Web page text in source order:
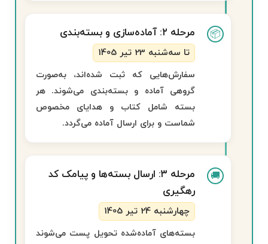
📦 مرحله ۲: آماده‌سازی و بسته‌بندی
تا سه‌شنبه 23 تیر 1405
سفارش‌هایی که ثبت شده‌اند، به‌صورت
گروهی آماده و بسته‌بندی می‌شوند. هر
بسته شامل کتاب و هدایای مخصوص
شماست و برای ارسال آماده می‌گردد.
🚚
مرحله ۳: ارسال بسته‌ها و پیامک کد
رهگیری
چهارشنبه 24 تیر 1405
بسته‌های آماده‌شده تحویل پست می‌شوند